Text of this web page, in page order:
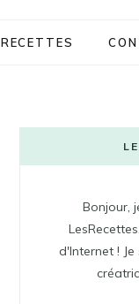
RECETTES
Bonjour,
d'Internet !